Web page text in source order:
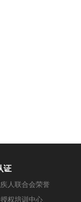
证
人联合会荣誉
权培训中心